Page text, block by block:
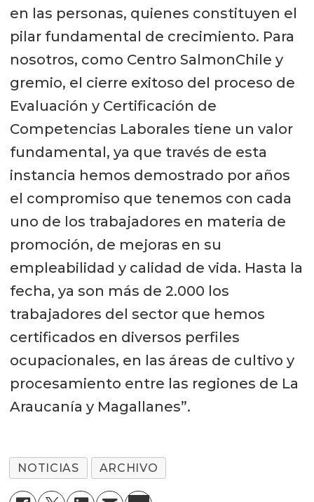
en las personas, quienes constituyen el
pilar fundamental de crecimiento. Para
nosotros, como Centro SalmonChile y
gremio, el cierre exitoso del proceso de
Evaluación y Certificación de
Competencias Laborales tiene un valor
fundamental, ya que través de esta
instancia hemos demostrado por años
el compromiso que tenemos con cada
uno de los trabajadores en materia de
promoción, de mejoras en su
empleabilidad y calidad de vida. Hasta la
fecha, ya son más de 2.000 los
trabajadores del sector que hemos
certificados en diversos perfiles
ocupacionales, en las áreas de cultivo y
procesamiento entre las regiones de La
Araucanía y Magallanes”.
NOTICIAS ARCHIVO